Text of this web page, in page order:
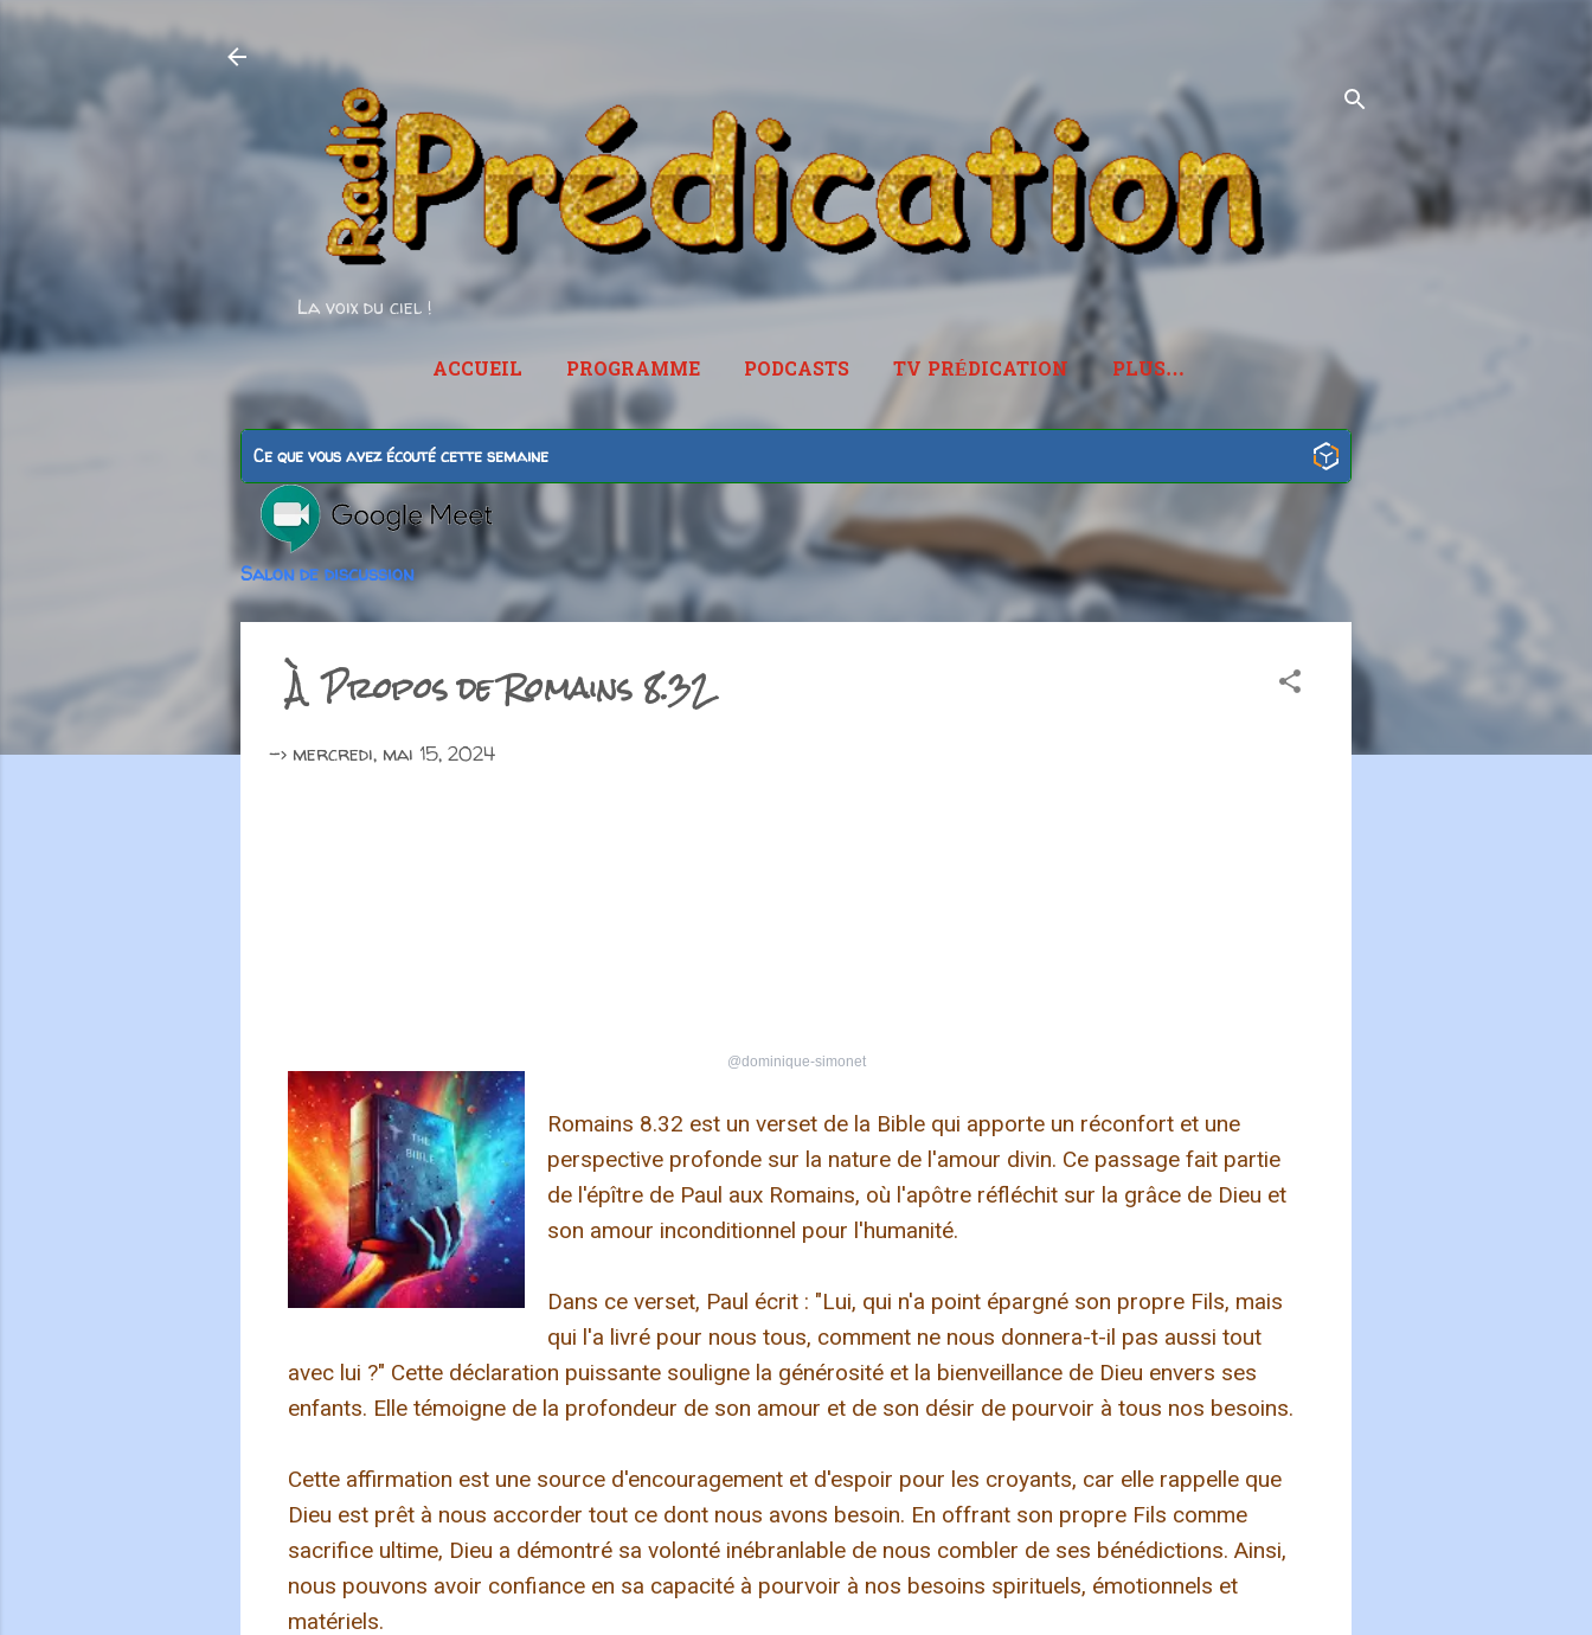
La voix du ciel !
ACCUEIL PROGRAMME PODCASTS TV PRÉDICATION PLUS…
RADIOPREDICATION.FR
Ce que vous avez écouté cette semaine
Salon de discussion
À Propos de Romains 8.32
-> mercredi, mai 15, 2024
@dominique-simonet
Romains 8.32 est un verset de la Bible qui apporte un réconfort et une
perspective profonde sur la nature de l'amour divin. Ce passage fait partie
de l'épître de Paul aux Romains, où l'apôtre réfléchit sur la grâce de Dieu et
son amour inconditionnel pour l'humanité.
Dans ce verset, Paul écrit : "Lui, qui n'a point épargné son propre Fils, mais
qui l'a livré pour nous tous, comment ne nous donnera-t-il pas aussi tout
avec lui ?" Cette déclaration puissante souligne la générosité et la bienveillance de Dieu envers ses
enfants. Elle témoigne de la profondeur de son amour et de son désir de pourvoir à tous nos besoins.
Cette affirmation est une source d'encouragement et d'espoir pour les croyants, car elle rappelle que
Dieu est prêt à nous accorder tout ce dont nous avons besoin. En offrant son propre Fils comme
sacrifice ultime, Dieu a démontré sa volonté inébranlable de nous combler de ses bénédictions. Ainsi,
nous pouvons avoir confiance en sa capacité à pourvoir à nos besoins spirituels, émotionnels et
matériels.